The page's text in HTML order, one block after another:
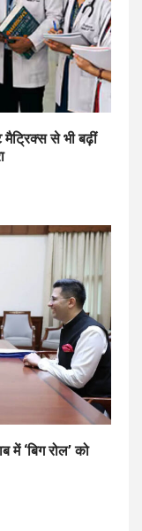
से भी बढ़ीं
में ‘बिग रोल’ को